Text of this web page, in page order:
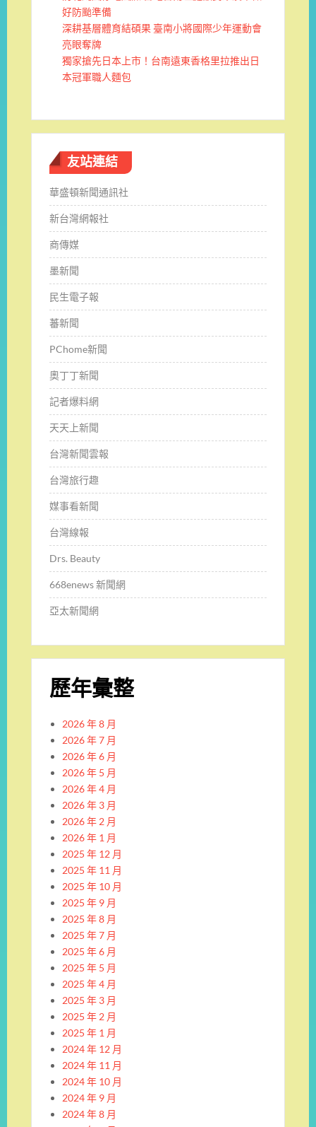
好防颱準備
深耕基層體育結碩果 臺南小將國際少年運動會
亮眼奪牌
獨家搶先日本上市！台南遠東香格里拉推出日
本冠軍職人麵包
友站連結
華盛頓新聞通訊社
新台灣網報社
商傳媒
墨新聞
民生電子報
蕃新聞
PChome新聞
奧丁丁新聞
記者爆料網
天天上新聞
台灣新聞雲報
台灣旅行趣
媒事看新聞
台灣線報
Drs. Beauty
668enews 新聞網
亞太新聞網
歷年彙整
2026 年 8 月
2026 年 7 月
2026 年 6 月
2026 年 5 月
2026 年 4 月
2026 年 3 月
2026 年 2 月
2026 年 1 月
2025 年 12 月
2025 年 11 月
2025 年 10 月
2025 年 9 月
2025 年 8 月
2025 年 7 月
2025 年 6 月
2025 年 5 月
2025 年 4 月
2025 年 3 月
2025 年 2 月
2025 年 1 月
2024 年 12 月
2024 年 11 月
2024 年 10 月
2024 年 9 月
2024 年 8 月